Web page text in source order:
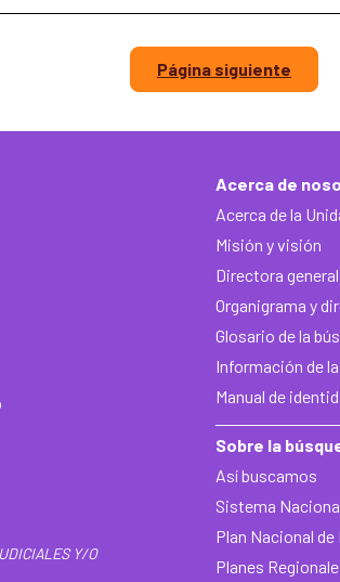
Página siguiente
Y/O
Acerca de
Acerca de la
Misión y visión
Directora general
Organigrama y
Glosario de la
Información de
Manual de
Sobre la
Así buscamos
Sistema
Plan Nacional de
Planes